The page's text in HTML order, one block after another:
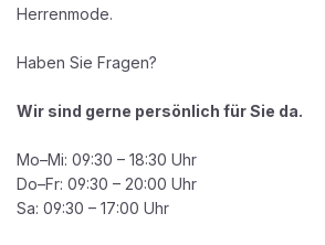
Herrenmode.
Haben Sie Fragen?
Wir sind gerne persönlich für Sie da.
Mo–Mi: 09:30 – 18:30 Uhr
Do–Fr: 09:30 – 20:00 Uhr
Sa: 09:30 – 17:00 Uhr